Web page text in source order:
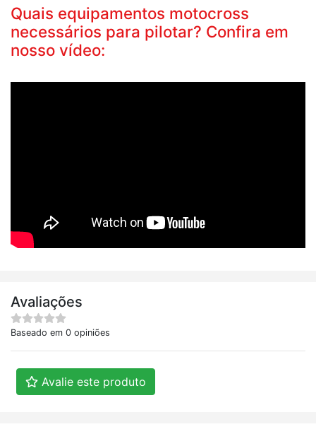
Quais equipamentos motocross
necessários para pilotar? Confira em
nosso vídeo:
Avaliações
Baseado em 0 opiniões
Avalie este produto